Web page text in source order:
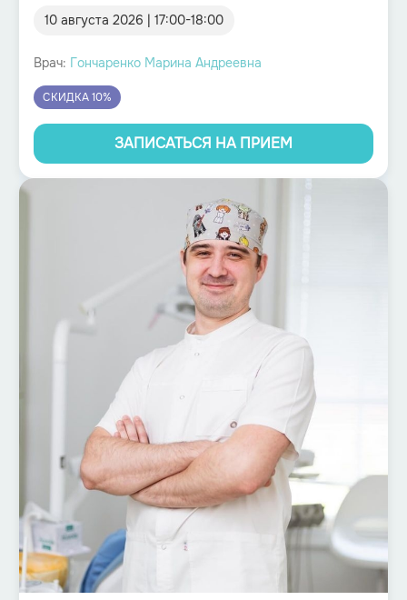
10 августа 2026 | 17:00-18:00
Врач: Гончаренко Марина Андреевна
СКИДКА 10%
ЗАПИСАТЬСЯ НА ПРИЕМ